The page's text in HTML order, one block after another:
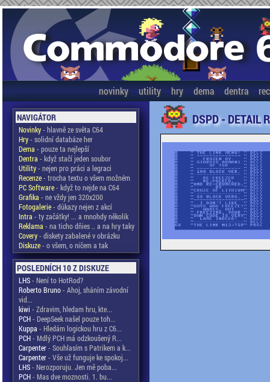
novinky utility hry dema dentra
NAVIGÁTOR
Novinky- hlavně ze světa C64
Hry- solidní databáze her
Dema - pouze ta nejlepší
Dentra - když stačí jeden soubor
Utility- nejen pro práci a legraci
Recenze- trocha textu o všem možném
PC Software- když to nejde na C64
Grafika - ne vždy jen 320x200
Fotogalerie- důkazy nejen z akcí
Intra - ty začátky! ... a mnohdy několik
Reklama - na ticho dňies .. a na hry taky
Covery- diskety zabalené v obrázku
Diskuze- o všem, o ničem a tak
POSLEDNÍCH 10 Z DISKUZE
LHS- Není to HotRod?
Roberto Bruno- Ahoj, sháním závodní
vid...
kiwi - Zdravim, hledam hru, kte...
PCH- DeepSeek našel pouze toh...
Kuppa - Hledám logickou hru z C6...
PCH- Mdlý PCH má odzkoušený R...
Carpenter- Souhlasím s Patrikem a k...
Carpenter- Vše už funguje ke spokoj...
LHS- Nerozporuju. Jen mě poba...
PCH- Mas dve moznosti. 1. bu...
DSPD - DETAIL